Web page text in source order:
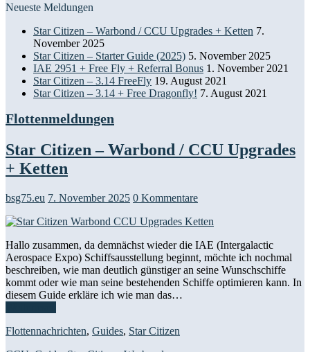
Neueste Meldungen
Star Citizen – Warbond / CCU Upgrades + Ketten 7.
November 2025
Star Citizen – Starter Guide (2025) 5. November 2025
IAE 2951 + Free Fly + Referral Bonus 1. November 2021
Star Citizen – 3.14 FreeFly 19. August 2021
Star Citizen – 3.14 + Free Dragonfly! 7. August 2021
Flottenmeldungen
Star Citizen – Warbond / CCU Upgrades
+ Ketten
bsg75.eu 7. November 2025 0 Kommentare
Hallo zusammen, da demnächst wieder die IAE (Intergalactic
Aerospace Expo) Schiffsausstellung beginnt, möchte ich nochmal
beschreiben, wie man deutlich günstiger an seine Wunschschiffe
kommt oder wie man seine bestehenden Schiffe optimieren kann. In
diesem Guide erkläre ich wie man das…
Flottennachrichten, Guides, Star Citizen